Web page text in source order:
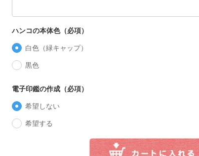
ハンコの本体色（必項）
白色（緑キャップ）
黒色
電子印鑑の作成（必項）
希望しない
希望する